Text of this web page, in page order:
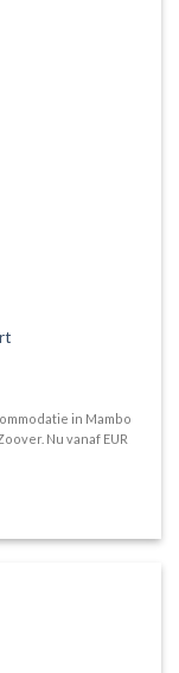
in Mambo
Nu vanaf EUR